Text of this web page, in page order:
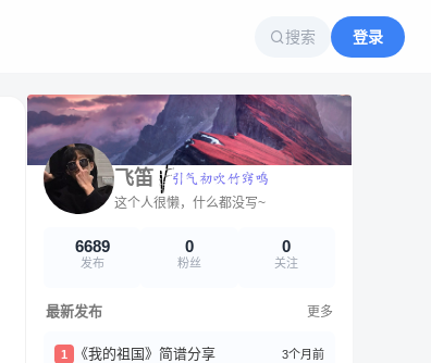
搜索 登录
飞笛
这个人很懒，什么都没写~
6689
发布
0
粉丝
0
关注
最新发布 更多
1 《我的祖国》简谱分享 3个月前